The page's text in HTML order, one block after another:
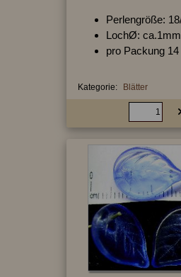
Perlengröße:
LochØ: ca.1mm
pro Packung 14
Kategorie: Blätter